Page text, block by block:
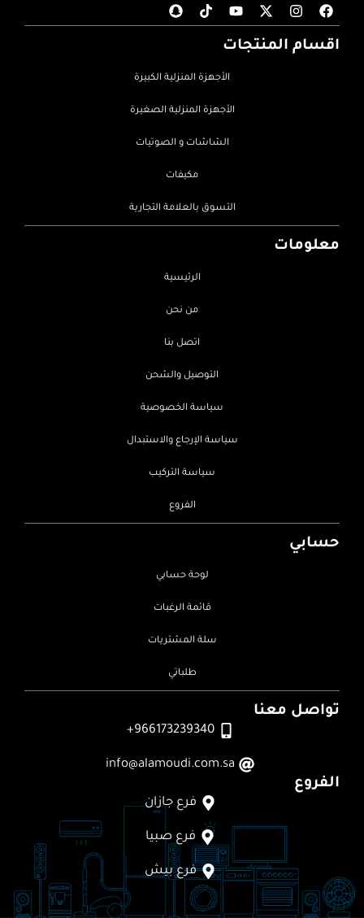
اقسام المنتجات
الأجهزة المنزلية الكبيرة
الأجهزة المنزلية الصغيرة
الشاشات و الصوتيات
مكيفات
التسوق بالعلامة التجارية
معلومات
الرئيسية
من نحن
اتصل بنا
التوصيل والشحن
سياسة الخصوصية
سياسة الإرجاع والاستبدال
سياسة التركيب
الفروع
حسابي
لوحة حسابي
قائمة الرغبات
سلة المشتريات
طلباتي
تواصل معنا
966173239340+
info@alamoudi.com.sa
الفروع
فرع جازان
فرع صبيا
فرع بيش